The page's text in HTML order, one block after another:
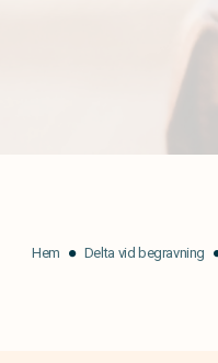
Hem Delta vid begravning